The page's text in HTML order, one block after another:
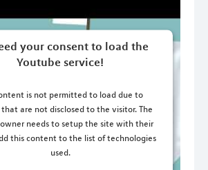
your consent to load the
Youtube service!
is not permitted to load due to
are not disclosed to the visitor. The
needs to setup the site with their
this content to the list of technologies
used.